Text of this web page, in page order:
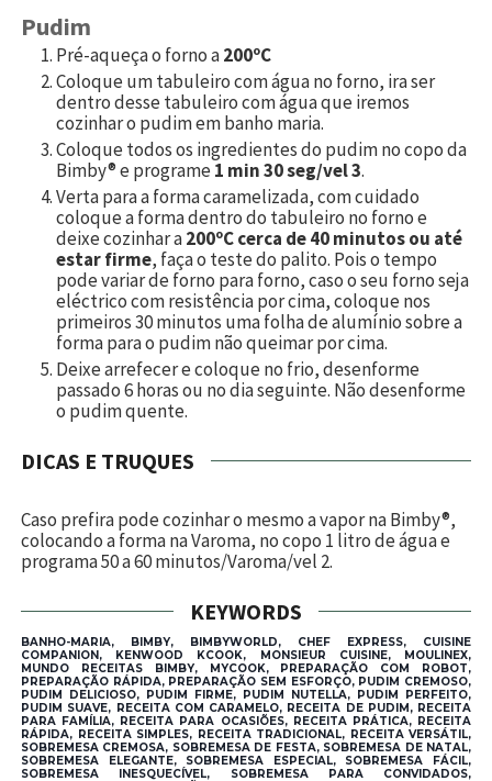
Pudim
Pré-aqueça o forno a200ºC
Coloque um tabuleiro com água no forno, ira ser
dentro desse tabuleiro com água que iremos
cozinhar o pudim em banho maria.
Coloque todos os ingredientes do pudim no copo da
Bimby® e programe1 min 30 seg/vel 3.
Verta para a forma caramelizada, com cuidado
coloque a forma dentro do tabuleiro no forno e
deixe cozinhar a200ºC cerca de 40 minutos ou até
estar firme, faça o teste do palito. Pois o tempo
pode variar de forno para forno, caso o seu forno seja
eléctrico com resistência por cima, coloque nos
primeiros 30 minutos uma folha de alumínio sobre a
forma para o pudim não queimar por cima.
Deixe arrefecer e coloque no frio, desenforme
passado 6 horas ou no dia seguinte. Não desenforme
o pudim quente.
DICAS E TRUQUES
Caso prefira pode cozinhar o mesmo a vapor na Bimby®,
colocando a forma na Varoma, no copo 1 litro de água e
programa 50 a 60 minutos/Varoma/vel 2.
KEYWORDS
BANHO-MARIA, BIMBY, BIMBYWORLD, CHEF EXPRESS, CUISINE
COMPANION, KENWOOD KCOOK, MONSIEUR CUISINE, MOULINEX,
MUNDO RECEITAS BIMBY, MYCOOK, PREPARAÇÃO COM ROBOT,
PREPARAÇÃO RÁPIDA, PREPARAÇÃO SEM ESFORÇO, PUDIM CREMOSO,
PUDIM DELICIOSO, PUDIM FIRME, PUDIM NUTELLA, PUDIM PERFEITO,
PUDIM SUAVE, RECEITA COM CARAMELO, RECEITA DE PUDIM, RECEITA
PARA FAMÍLIA, RECEITA PARA OCASIÕES, RECEITA PRÁTICA, RECEITA
RÁPIDA, RECEITA SIMPLES, RECEITA TRADICIONAL, RECEITA VERSÁTIL,
SOBREMESA CREMOSA, SOBREMESA DE FESTA, SOBREMESA DE NATAL,
SOBREMESA ELEGANTE, SOBREMESA ESPECIAL, SOBREMESA FÁCIL,
SOBREMESA INESQUECÍVEL, SOBREMESA PARA CONVIDADOS,